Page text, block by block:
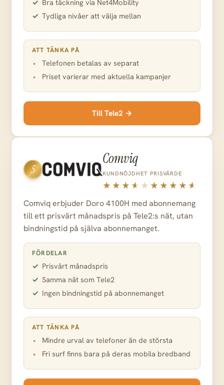
Bra täckning via Net4Mobility
Tydliga nivåer att välja mellan
ATT TÄNKA PÅ
Telefonen betalas av separat
Priset varierar med aktuella kampanjer
Till Tele2 →
5
Comviq
KUNDNÖJDHET PRISVÄRDE
Comviq erbjuder Doro 4100H med abonnemang
till ett prisvärt månadspris på Tele2:s nät, utan
bindningstid på själva abonnemanget.
FÖRDELAR
Prisvärt månadspris
Samma nät som Tele2
Ingen bindningstid på abonnemanget
ATT TÄNKA PÅ
Mindre urval av telefoner än de största
Fri surf finns bara på deras mobila bredband